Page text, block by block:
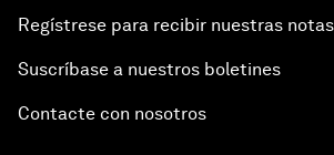
Regístrese para recibir nuestras
Suscríbase a nuestros boletines
Contacte con nosotros